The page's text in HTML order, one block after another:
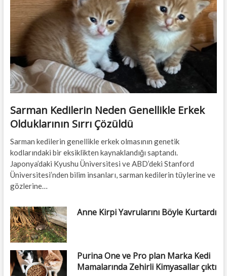
Sarman Kedilerin Neden Genellikle Erkek
Olduklarının Sırrı Çözüldü
Sarman kedilerin genellikle erkek olmasının genetik
kodlarındaki bir eksiklikten kaynaklandığı saptandı.
Japonya’daki Kyushu Üniversitesi ve ABD’deki Stanford
Üniversitesi’nden bilim insanları, sarman kedilerin tüylerine ve
gözlerine…
Anne Kirpi Yavrularını Böyle Kurtardı
Purina One ve Pro plan Marka Kedi
Mamalarında Zehirli Kimyasallar çıktı